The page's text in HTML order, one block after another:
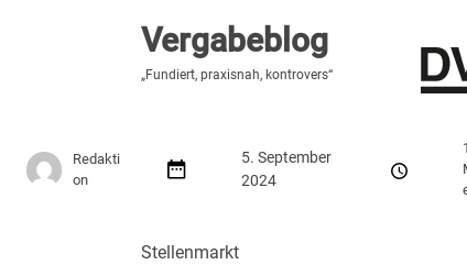
Vergabeblog
„Fundiert, praxisnah, kontrovers“
Vergabeblog
„Fundiert, praxisnah, kontrovers“
Redakti
on
5. September
2024
1
Stellenmarkt